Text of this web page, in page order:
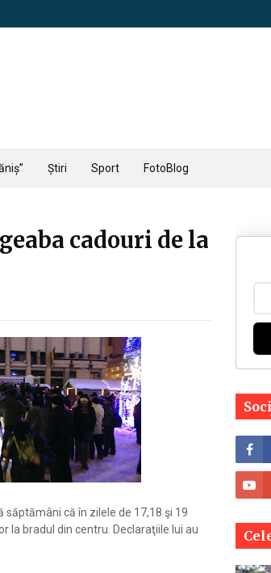
Știri Sport FotoBlog
cadouri de la
că în zilele de 17,18 şi 19
la bradul din centru. Declaraţiile lui au